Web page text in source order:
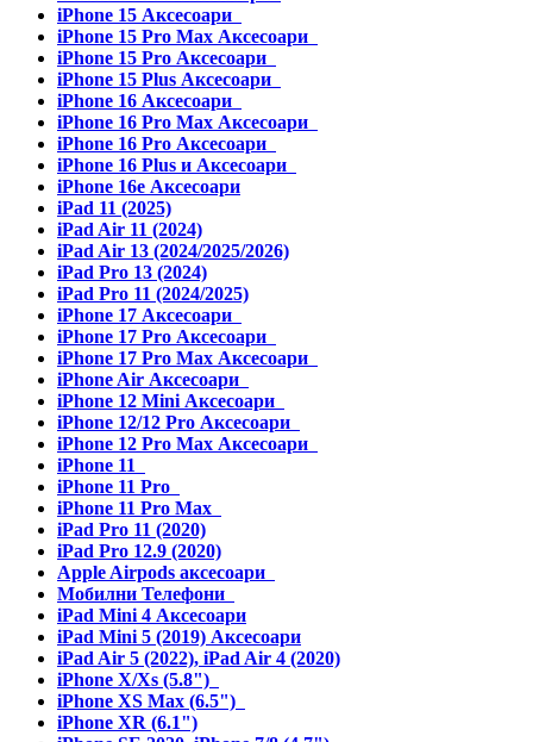
iPhone 15 Аксесоари
iPhone 15 Pro Max Аксесоари
iPhone 15 Pro Аксесоари
iPhone 15 Plus Аксесоари
iPhone 16 Аксесоари
iPhone 16 Pro Max Аксесоари
iPhone 16 Pro Аксесоари
iPhone 16 Plus и Аксесоари
iPhone 16e Аксесоари
iPad 11 (2025)
iPad Air 11 (2024)
iPad Air 13 (2024/2025/2026)
iPad Pro 13 (2024)
iPad Pro 11 (2024/2025)
iPhone 17 Аксесоари
iPhone 17 Pro Аксесоари
iPhone 17 Pro Max Аксесоари
iPhone Air Аксесоари
iPhone 12 Mini Аксесоари
iPhone 12/12 Pro Аксесоари
iPhone 12 Pro Max Аксесоари
iPhone 11
iPhone 11 Pro
iPhone 11 Pro Max
iPad Pro 11 (2020)
iPad Pro 12.9 (2020)
Apple Airpods аксесоари
Мобилни Телефони
iPad Mini 4 Аксесоари
iPad Mini 5 (2019) Аксесоари
iPad Air 5 (2022), iPad Air 4 (2020)
iPhone X/Xs (5.8")
iPhone XS Max (6.5")
iPhone XR (6.1")